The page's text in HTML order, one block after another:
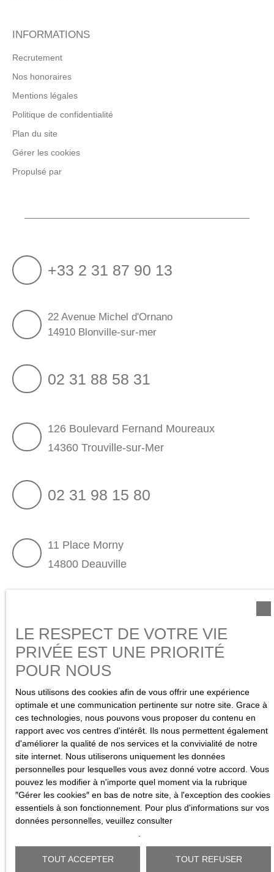
INFORMATIONS
Recrutement
Nos honoraires
Mentions légales
Politique de confidentialité
Plan du site
Gérer les cookies
Propulsé par
+33 2 31 87 90 13
22 Avenue Michel d'Ornano
14910 Blonville-sur-mer
02 31 88 58 31
126 Boulevard Fernand Moureaux
14360 Trouville-sur-Mer
02 31 98 15 80
11 Place Morny
14800 Deauville
LE RESPECT DE VOTRE VIE
PRIVÉE EST UNE PRIORITÉ
POUR NOUS
Nous utilisons des cookies afin de vous offrir une expérience
optimale et une communication pertinente sur notre site. Grace à
ces technologies, nous pouvons vous proposer du contenu en
rapport avec vos centres d'intérêt. Ils nous permettent également
d'améliorer la qualité de nos services et la convivialité de notre
site internet. Nous utiliserons uniquement les données
personnelles pour lesquelles vous avez donné votre accord. Vous
pouvez les modifier à n'importe quel moment via la rubrique
″Gérer les cookies″ en bas de notre site, à l'exception des cookies
essentiels à son fonctionnement. Pour plus d'informations sur vos
données personnelles, veuillez consulter
TOUT ACCEPTER TOUT REFUSER